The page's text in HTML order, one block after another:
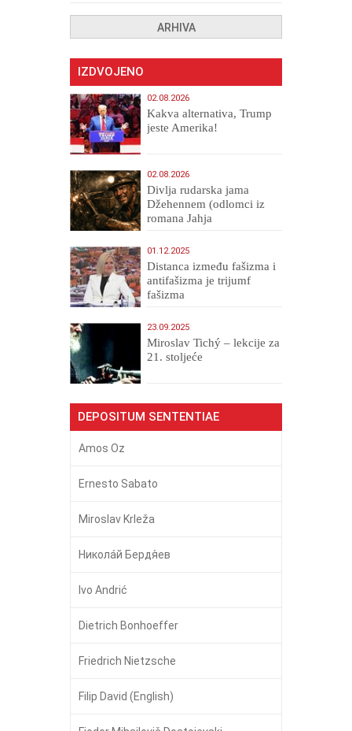
ARHIVA
IZDVOJENO
02.08.2026
Kakva alternativa, Trump
jeste Amerika!
02.08.2026
Divlja rudarska jama
Džehennem (odlomci iz
romana Jahja
01.12.2025
Distanca između fašizma i
antifašizma je trijumf
fašizma
23.09.2025
Miroslav Tichý – lekcije za
21. stoljeće
DEPOSITUM SENTENTIAE
Amos Oz
Ernesto Sabato
Miroslav Krleža
Никола́й Бердя́ев
Ivo Andrić
Dietrich Bonhoeffer
Friedrich Nietzsche
Filip David (English)